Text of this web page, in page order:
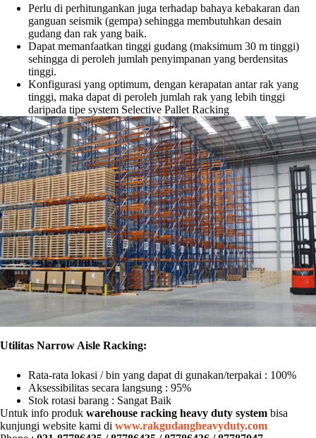
Perlu di perhitungankan juga terhadap bahaya kebakaran dan
ganguan seismik (gempa) sehingga membutuhkan desain
gudang dan rak yang baik.
Dapat memanfaatkan tinggi gudang (maksimum 30 m tinggi)
sehingga di peroleh jumlah penyimpanan yang berdensitas
tinggi.
Konfigurasi yang optimum, dengan kerapatan antar rak yang
tinggi, maka dapat di peroleh jumlah rak yang lebih tinggi
daripada tipe system Selective Pallet Racking
Utilitas Narrow Aisle Racking:
Rata-rata lokasi / bin yang dapat di gunakan/terpakai : 100%
Aksessibilitas secara langsung : 95%
Stok rotasi barang : Sangat Baik
Untuk info produk warehouse racking heavy duty system bisa
kunjungi website kami di www.rakgudangheavyduty.com